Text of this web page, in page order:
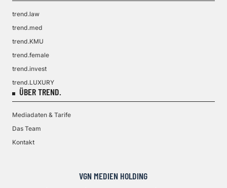
trend.law
trend.med
trend.KMU
trend.female
trend.invest
trend.LUXURY
ÜBER TREND.
Mediadaten & Tarife
Das Team
Kontakt
VGN MEDIEN HOLDING